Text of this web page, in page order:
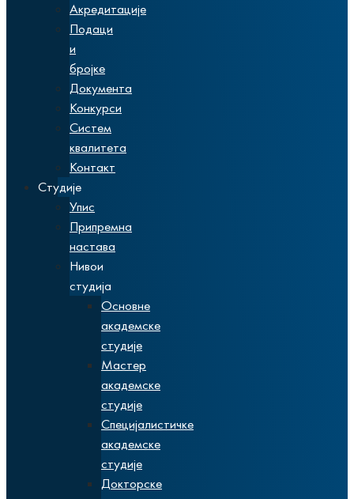
Акредитације
Подаци
и
бројке
Документа
Конкурси
Систем
квалитета
Контакт
Студије
Упис
Припремна
настава
Нивои
студија
Основне
академске
студије
Мастер
академске
студије
Специјалистичке
академске
студије
Докторске